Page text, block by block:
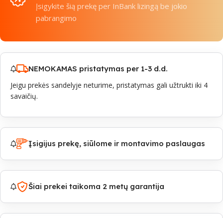
Įsigykite šią prekę per InBank lizingą be jokio
pabrangimo
NEMOKAMAS pristatymas per 1-3 d.d.
Jeigu prekės sandelyje neturime, pristatymas gali užtrukti iki 4
savaičių.
Įsigijus prekę, siūlome ir montavimo paslaugas
Šiai prekei taikoma 2 metų garantija